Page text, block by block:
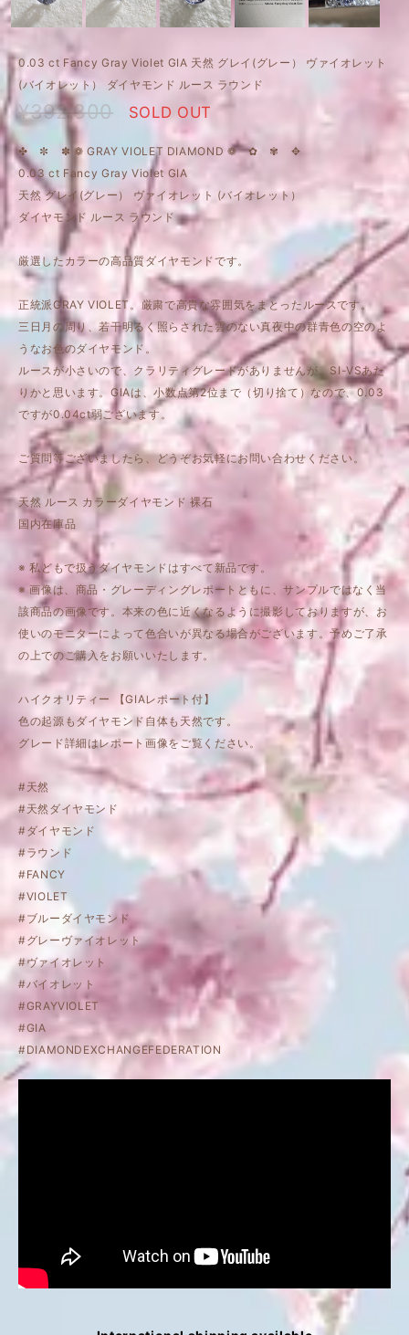
0.03 ct Fancy Gray Violet GIA 天然 グレイ(グレー） ヴァイオレット
(バイオレット） ダイヤモンド ルース ラウンド
¥392,300 SOLD OUT
✤ ✼ ✽ ❁ GRAY VIOLET DIAMOND ❁ ✿ ✾ ✥
0.03 ct Fancy Gray Violet GIA
天然 グレイ(グレー） ヴァイオレット (バイオレット）
ダイヤモンド ルース ラウンド
厳選したカラーの高品質ダイヤモンドです。
正統派GRAY VIOLET。厳粛で高貴な雰囲気をまとったルースです。
三日月の周り、若干明るく照らされた雲のない真夜中の群青色の空のよ
うなお色のダイヤモンド。
ルースが小さいので、クラリティグレードがありませんが、SI-VSあた
りかと思います。GIAは、小数点第2位まで（切り捨て）なので、0.03
ですが0.04ct弱ございます。
ご質問等ございましたら、どうぞお気軽にお問い合わせください。
天然 ルース カラーダイヤモンド 裸石
国内在庫品
※ 私どもで扱うダイヤモンドはすべて新品です。
※ 画像は、商品・グレーディングレポートともに、サンプルではなく当
該商品の画像です。本来の色に近くなるように撮影しておりますが、お
使いのモニターによって色合いが異なる場合がございます。予めご了承
の上でのご購入をお願いいたします。
ハイクオリティー 【GIAレポート付】
色の起源もダイヤモンド自体も天然です。
グレード詳細はレポート画像をご覧ください。
#天然
#天然ダイヤモンド
#ダイヤモンド
#ラウンド
#FANCY
#VIOLET
#ブルーダイヤモンド
#グレーヴァイオレット
#ヴァイオレット
#バイオレット
#GRAYVIOLET
#GIA
#DIAMONDEXCHANGEFEDERATION